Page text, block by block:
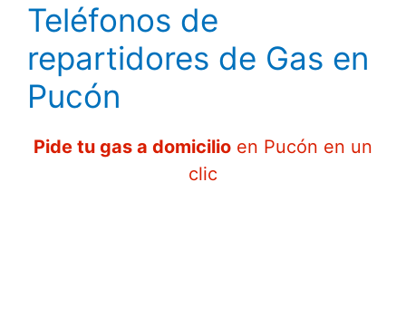
Teléfonos de
repartidores de Gas en
Pucón
Pide tu gas a domicilio en Pucón en un
clic